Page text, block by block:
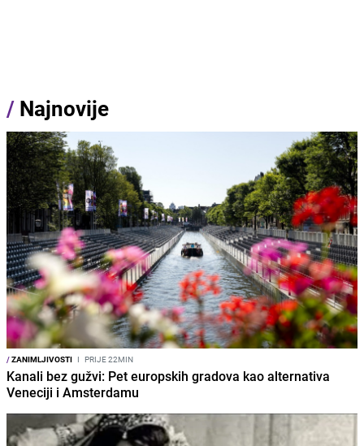
/ Najnovije
/ZANIMLJIVOSTI I PRIJE 22MIN
Kanali bez gužvi: Pet europskih gradova kao alternativa
Veneciji i Amsterdamu